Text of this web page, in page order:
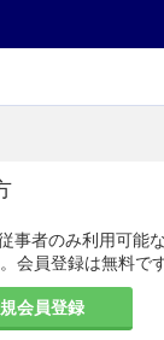
事者のみ利用可能
会員登録は無料です
会員登録